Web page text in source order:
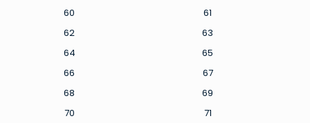
60
61
62
63
64
65
66
67
68
69
70
71